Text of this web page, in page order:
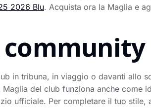
2026 Blu. Acquista ora la Maglia e
in tribuna, in viaggio o davanti allo
del club funziona anche come
ufficiale. Per completare il tuo stile,